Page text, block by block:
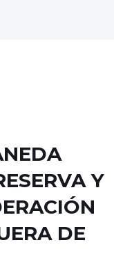
Y
DE